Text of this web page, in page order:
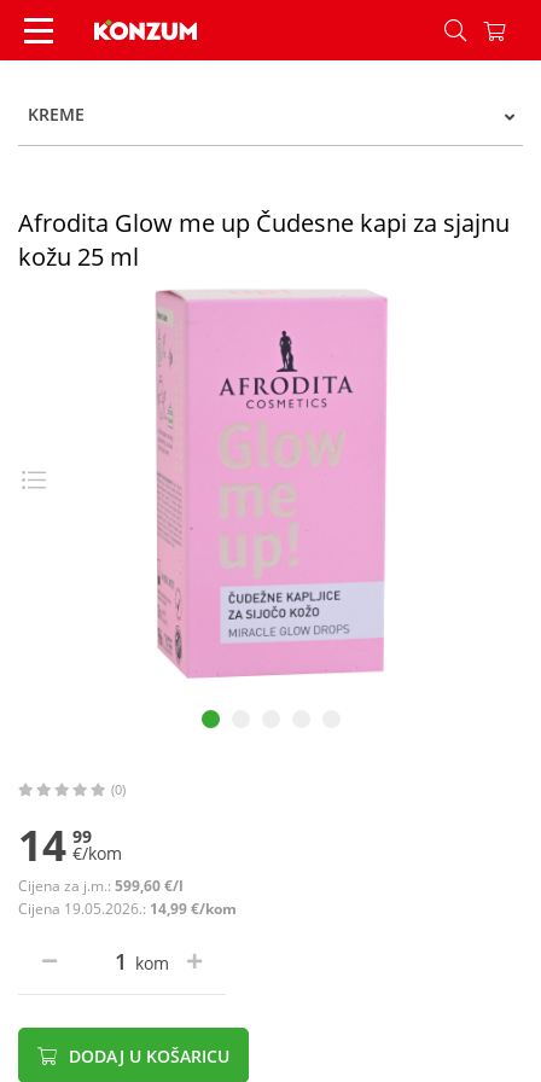
Afrodita Glow me up Čudesne kapi za sjajnu
KREME
Afrodita Glow me up Čudesne kapi za sjajnu
kožu 25 ml
(0)
14 99
€/kom
Cijena za j.m.: 599,60 €/l
Cijena 19.05.2026.: 14,99 €/kom
kom
DODAJ U KOŠARICU